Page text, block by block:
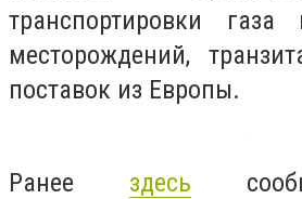
транспортировки газа
месторождений,
поставок из Европы.
Ранее здесь